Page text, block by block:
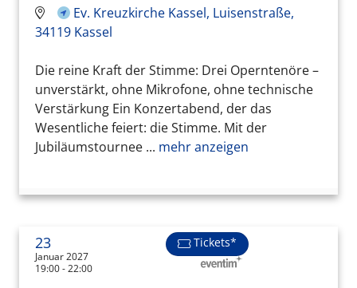
Ev. Kreuzkirche Kassel, Luisenstraße,
34119 Kassel
Die reine Kraft der Stimme: Drei Operntenöre –
unverstärkt, ohne Mikrofone, ohne technische
Verstärkung Ein Konzertabend, der das
Wesentliche feiert: die Stimme. Mit der
Jubiläumstournee ... mehr anzeigen
23
Januar 2027
19:00 - 22:00
Tickets*